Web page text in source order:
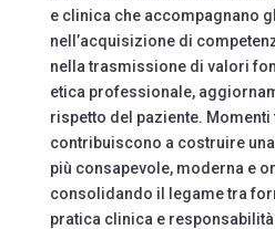
e clinica che accompagnano
nell’acquisizione di
nella trasmissione di valori
etica professionale,
rispetto del paziente.
contribuiscono a costruire
più consapevole, moderna e
consolidando il legame tra
pratica clinica e